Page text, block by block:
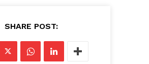
SHARE POST: